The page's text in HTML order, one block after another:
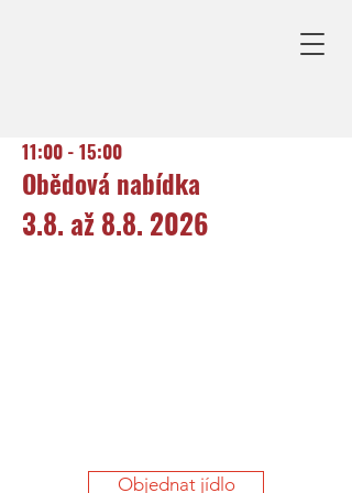
11:00 - 15:00
Obědová nabídka
3.8. až 8.8. 2026
Objednat jídlo